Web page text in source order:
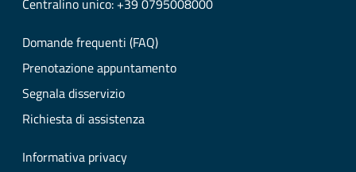
Centralino unico: +39 0795008000
Domande frequenti (FAQ)
Prenotazione appuntamento
Segnala disservizio
Richiesta di assistenza
Informativa privacy